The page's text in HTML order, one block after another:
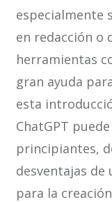
especialmente
en redacción o
herramientas
gran ayuda
esta
ChatGPT
principiantes,
desventajas
para la